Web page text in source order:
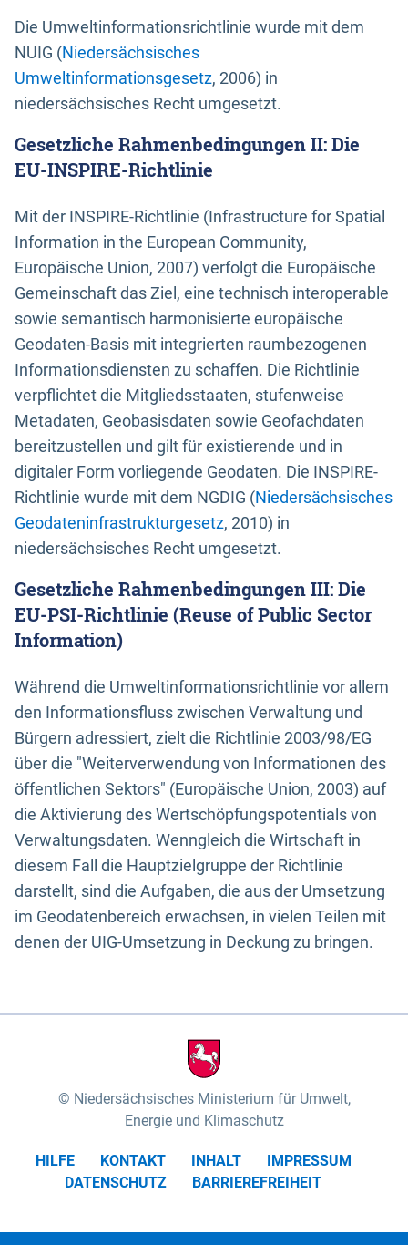
Die Umweltinformationsrichtlinie wurde mit dem
NUIG (Niedersächsisches
Umweltinformationsgesetz, 2006) in
niedersächsisches Recht umgesetzt.
Gesetzliche Rahmenbedingungen II: Die
EU-INSPIRE-Richtlinie
Mit der INSPIRE-Richtlinie (Infrastructure for Spatial
Information in the European Community,
Europäische Union, 2007) verfolgt die Europäische
Gemeinschaft das Ziel, eine technisch interoperable
sowie semantisch harmonisierte europäische
Geodaten-Basis mit integrierten raumbezogenen
Informationsdiensten zu schaffen. Die Richtlinie
verpflichtet die Mitgliedsstaaten, stufenweise
Metadaten, Geobasisdaten sowie Geofachdaten
bereitzustellen und gilt für existierende und in
digitaler Form vorliegende Geodaten. Die INSPIRE-
Richtlinie wurde mit dem NGDIG (Niedersächsisches
Geodateninfrastrukturgesetz, 2010) in
niedersächsisches Recht umgesetzt.
Gesetzliche Rahmenbedingungen III: Die
EU-PSI-Richtlinie (Reuse of Public Sector
Information)
Während die Umweltinformationsrichtlinie vor allem
den Informationsfluss zwischen Verwaltung und
Bürgern adressiert, zielt die Richtlinie 2003/98/EG
über die "Weiterverwendung von Informationen des
öffentlichen Sektors" (Europäische Union, 2003) auf
die Aktivierung des Wertschöpfungspotentials von
Verwaltungsdaten. Wenngleich die Wirtschaft in
diesem Fall die Hauptzielgruppe der Richtlinie
darstellt, sind die Aufgaben, die aus der Umsetzung
im Geodatenbereich erwachsen, in vielen Teilen mit
denen der UIG-Umsetzung in Deckung zu bringen.
Niedersächsisches Ministerium für Umwelt,
Energie und Klimaschutz
HILFE KONTAKT INHALT
IMPRESSUM
DATENSCHUTZ
BARRIEREFREIHEIT